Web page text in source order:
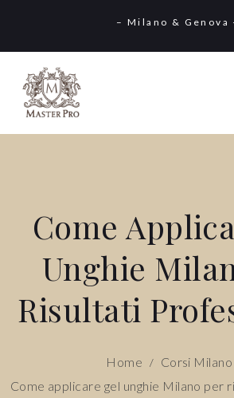
– Milano & Genova
Come
Unghie
Risultati
Home / Corsi Milano
Come applicare gel unghie Milano per